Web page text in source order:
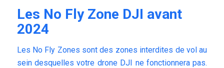
Les No Fly Zone DJI avant
2024
Les No Fly Zones sont des zones interdites de vol au
sein desquelles votre drone DJI ne fonctionnera pas.